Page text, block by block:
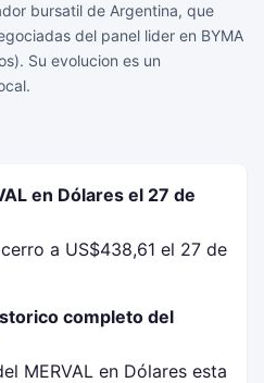
bursatil de Argentina, que
del panel lider en BYMA
Su evolucion es un
en Dólares el 27 de
a US$438,61 el 27 de
completo del
MERVAL en Dólares esta